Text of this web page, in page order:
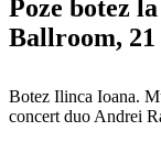
Poze botez
Ballroom, 21
Botez Ilinca Ioana.
concert duo Andrei